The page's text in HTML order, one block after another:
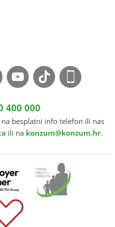
400 000
besplatni info telefon ili nas
ili na konzum@konzum.hr.